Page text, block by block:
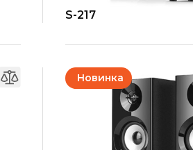
S-217
Новинка